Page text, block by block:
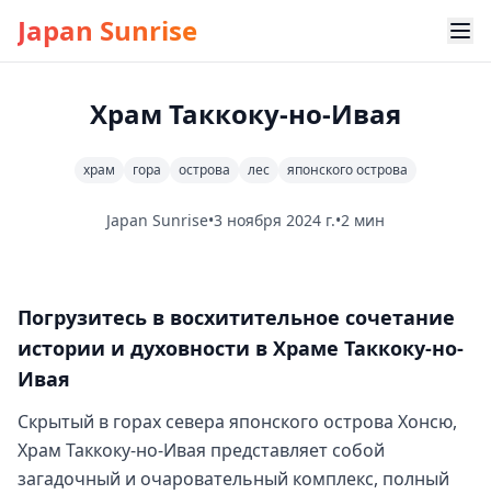
Japan Sunrise
Храм Таккоку-но-Ивая
храм гора острова лес японского острова
Japan Sunrise•3 ноября 2024 г.•2 мин
Погрузитесь в восхитительное сочетание
истории и духовности в Храме Таккоку-но-
Ивая
Скрытый в горах севера японского острова Хонсю,
Храм Таккоку-но-Ивая представляет собой
загадочный и очаровательный комплекс, полный